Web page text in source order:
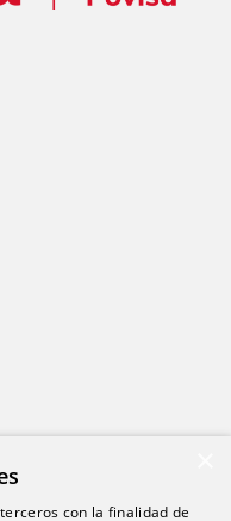
terceros con la finalidad de